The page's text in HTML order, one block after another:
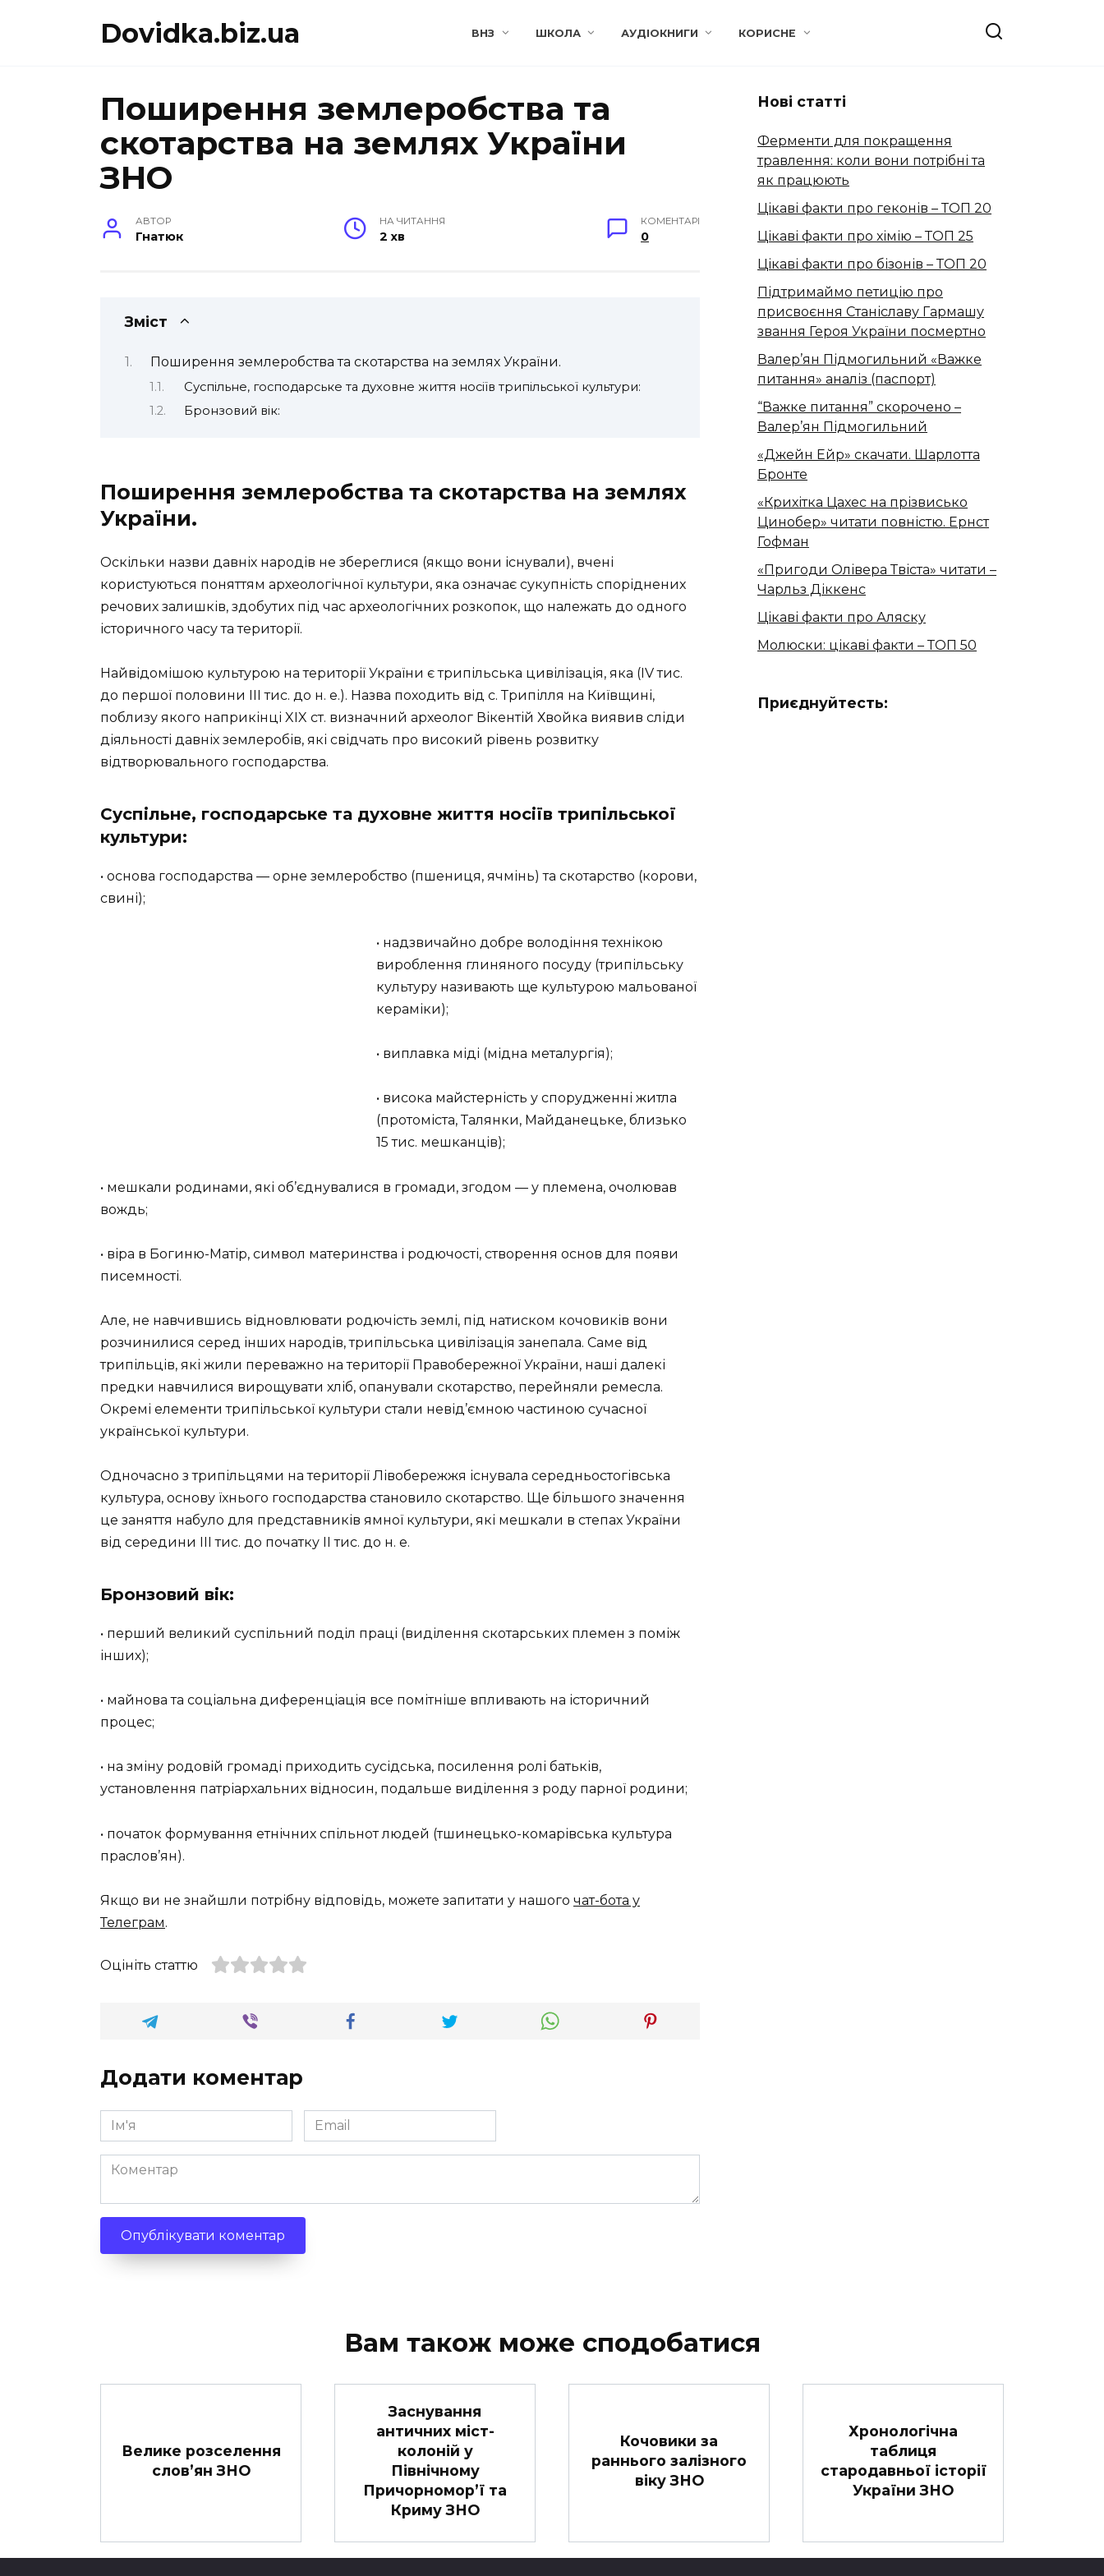
Dovidka.biz.ua ВНЗ ШКОЛА АУДІОКНИГИ КОРИСНЕ
Поширення землеробства та
скотарства на землях України
ЗНО
АВТОР
Гнатюк
НА ЧИТАННЯ
2 хв
КОМЕНТАРІ
0
Зміст
Поширення землеробства та скотарства на землях України.
Суспільне, господарське та духовне життя носіїв трипільської культури:
Бронзовий вік:
Поширення землеробства та скотарства на землях
України.
Оскільки назви давніх народів не збереглися (якщо вони існували), вчені
користуються поняттям археологічної культури, яка означає сукупність споріднених
речових залишків, здобутих під час археологічних розкопок, що належать до одного
історичного часу та території.
Найвідомішою культурою на території України є трипільська цивілізація, яка (IV тис.
до першої половини III тис. до н. е.). Назва походить від с. Трипілля на Київщині,
поблизу якого наприкінці XIX ст. визначний археолог Вікентій Хвойка виявив сліди
діяльності давніх землеробів, які свідчать про високий рівень розвитку
відтворювального господарства.
Суспільне, господарське та духовне життя носіїв трипільської
культури:
• основа господарства — орне землеробство (пшениця, ячмінь) та скотарство (корови,
свині);
• надзвичайно добре володіння технікою
вироблення глиняного посуду (трипільську
культуру називають ще культурою мальованої
кераміки);
• виплавка міді (мідна металургія);
• висока майстерність у спорудженні житла
(протоміста, Талянки, Майданецьке, близько
15 тис. мешканців);
• мешкали родинами, які об’єднувалися в громади, згодом — у племена, очолював
вождь;
• віра в Богиню-Матір, символ материнства і родючості, створення основ для появи
писемності.
Але, не навчившись відновлювати родючість землі, під натиском кочовиків вони
розчинилися серед інших народів, трипільська цивілізація занепала. Саме від
трипільців, які жили переважно на території Правобережної України, наші далекі
предки навчилися вирощувати хліб, опанували скотарство, перейняли ремесла.
Окремі елементи трипільської культури стали невід’ємною частиною сучасної
української культури.
Одночасно з трипільцями на території Лівобережжя існувала середньостогівська
культура, основу їхнього господарства становило скотарство. Ще більшого значення
це заняття набуло для представників ямної культури, які мешкали в степах України
від середини III тис. до початку II тис. до н. е.
Бронзовий вік:
• перший великий суспільний поділ праці (виділення скотарських племен з поміж
інших);
• майнова та соціальна диференціація все помітніше впливають на історичний
процес;
• на зміну родовій громаді приходить сусідська, посилення ролі батьків,
установлення патріархальних відносин, подальше виділення з роду парної родини;
• початок формування етнічних спільнот людей (тшинецько-комарівська культура
праслов’ян).
Якщо ви не знайшли потрібну відповідь, можете запитати у нашого чат-бота у
Телеграм.
Оцініть статтю
Додати коментар
Ім'я
*
Email
*
Коментар
Нові статті
Ферменти для покращення
травлення: коли вони потрібні та
як працюють
Цікаві факти про геконів – ТОП 20
Цікаві факти про хімію – ТОП 25
Цікаві факти про бізонів – ТОП 20
Підтримаймо петицію про
присвоєння Станіславу Гармашу
звання Героя України посмертно
Валер’ян Підмогильний «Важке
питання» аналіз (паспорт)
“Важке питання” скорочено –
Валер’ян Підмогильний
«Джейн Ейр» скачати. Шарлотта
Бронте
«Крихітка Цахес на прізвисько
Цинобер» читати повністю. Ернст
Гофман
«Пригоди Олівера Твіста» читати –
Чарльз Діккенс
Цікаві факти про Аляску
Молюски: цікаві факти – ТОП 50
Приєднуйтесть:
Вам також може сподобатися
Велике розселення
слов’ян ЗНО
Заснування
античних міст-
колоній у
Північному
Причорномор’ї та
Криму ЗНО
Кочовики за
раннього залізного
віку ЗНО
Хронологічна
таблиця
стародавньої історії
України ЗНО